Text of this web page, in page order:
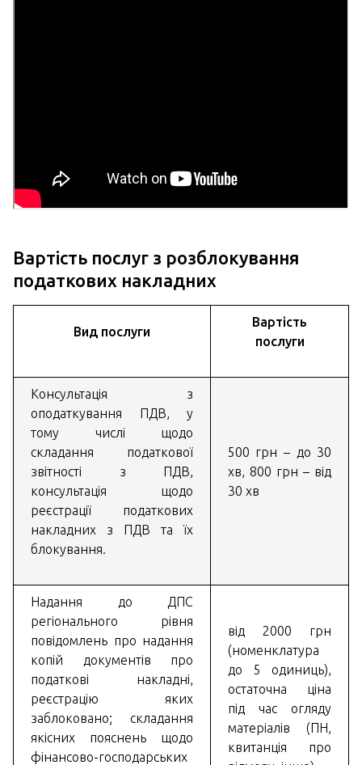
Вартість послуг з розблокування
податкових накладних
Вид послуги
Вартість
послуги
Консультація з
оподаткування ПДВ, у
тому числі щодо
складання податкової
звітності з ПДВ,
консультація щодо
реєстрації податкових
накладних з ПДВ та їх
блокування.
500 грн – до 30
хв, 800 грн – від
30 хв
Надання до ДПС
регіонального рівня
повідомлень про надання
копій документів про
податкові накладні,
реєстрацію яких
заблоковано; складання
якісних пояснень щодо
фінансово-господарських
від 2000 грн
(номенклатура
до 5 одиниць),
остаточна ціна
під час огляду
матеріалів (ПН,
квитанція про